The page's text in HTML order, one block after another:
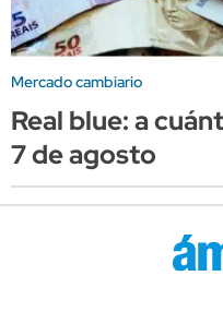
Mercado cambiario
Real blue: a
7 de agosto